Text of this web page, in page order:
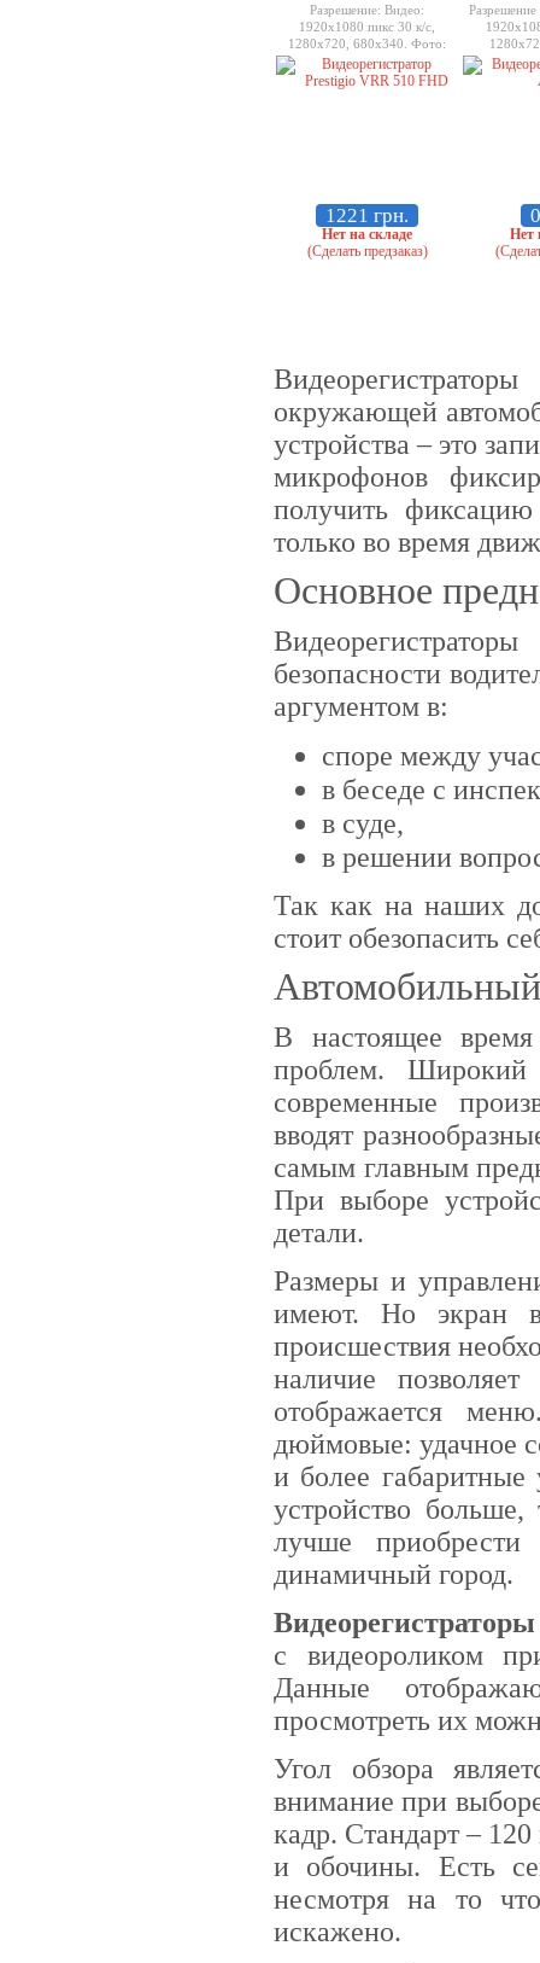
Разрешение: Видео:
1920x1080 пикс 30 к/с,
1280x720, 680х340. Фото:
4032x3024
1221 грн.
Нет на складе
(Сделать предзаказ)
1280x720
MicroSD-
Нет
окружающей
устройства – это
микрофонов
получить
только во время
Основное
безопасности
аргументом в:
споре между
в беседе с
в суде,
в решении
Так как на наших
стоит обезопасить
Автомобильный
В настоящее
проблем.
современные
вводят
самым главным
При выборе
детали.
Размеры и
имеют. Но экран в
происшествия
наличие
отображается
дюймовые: удачное
и более
устройство
лучше приобрести
динамичный город.
Видеорегистраторы
с видеороликом
Данные
просмотреть их
Угол обзора
внимание при
кадр. Стандарт – 120
и обочины. Есть
несмотря на то
искажено.